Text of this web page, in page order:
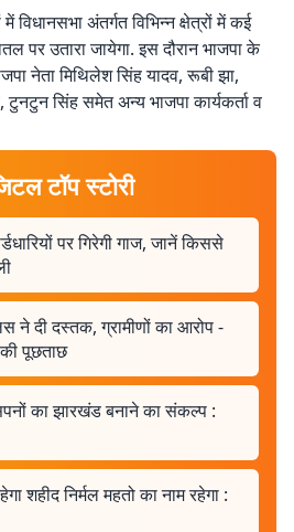
विधानसभा अंतर्गत विभिन्न क्षेत्रों में कई
पर उतारा जायेगा. इस दौरान भाजपा के
नेता मिथिलेश सिंह यादव, रूबी झा,
टुनटुन सिंह समेत अन्य भाजपा कार्यकर्ता व
टॉप स्टोरी
पर गिरेगी गाज, जानें किससे
ने दी दस्तक, ग्रामीणों का आरोप -
पूछताछ
का झारखंड बनाने का संकल्प :
शहीद निर्मल महतो का नाम रहेगा :